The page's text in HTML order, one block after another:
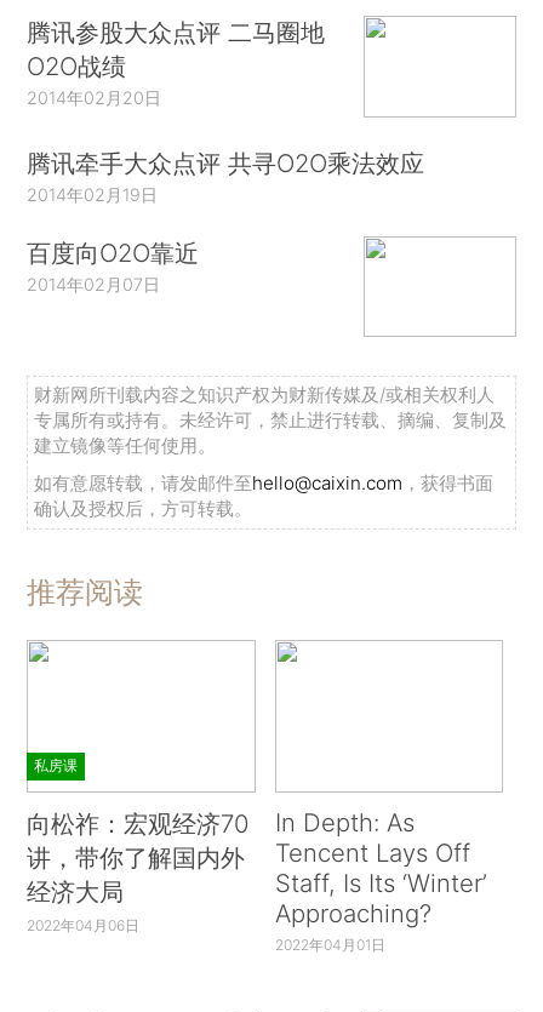
腾讯参股大众点评 二马圈地
O2O战绩
2014年02月20日
腾讯牵手大众点评 共寻O2O乘法效应
2014年02月19日
百度向O2O靠近
2014年02月07日
财新网所刊载内容之知识产权为财新传媒及/或相关权利人
专属所有或持有。未经许可，禁止进行转载、摘编、复制及
建立镜像等任何使用。
如有意愿转载，请发邮件至hello@caixin.com ，获得书面
确认及授权后，方可转载。
推荐阅读
私房课
向松祚：宏观经济70
讲，带你了解国内外
经济大局
2022年04月06日
In Depth: As
Tencent Lays Off
Staff, Is Its ‘Winter’
Approaching?
2022年04月01日